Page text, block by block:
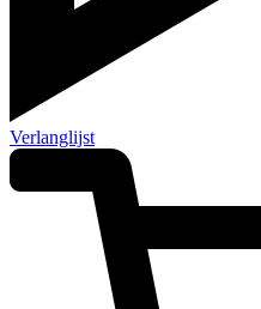
Verlanglijst